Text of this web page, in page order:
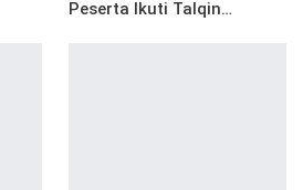
Peserta Ikuti Talqin…